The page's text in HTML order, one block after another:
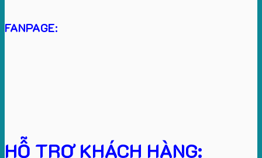
FANPAGE:
HỖ TRỢ KHÁCH HÀNG: